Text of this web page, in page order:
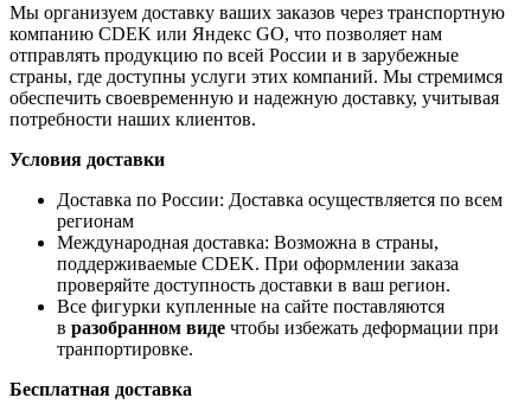
Мы организуем доставку ваших заказов через транспортную
компанию CDEK или Яндекс GO, что позволяет нам
отправлять продукцию по всей России и в зарубежные
страны, где доступны услуги этих компаний. Мы стремимся
обеспечить своевременную и надежную доставку, учитывая
потребности наших клиентов.
Условия доставки
Доставка по России: Доставка осуществляется по всем
регионам
Международная доставка: Возможна в страны,
поддерживаемые CDEK. При оформлении заказа
проверяйте доступность доставки в ваш регион.
Все фигурки купленные на сайте поставляются
в разобранном виде чтобы избежать деформации при
транпортировке.
Бесплатная доставка